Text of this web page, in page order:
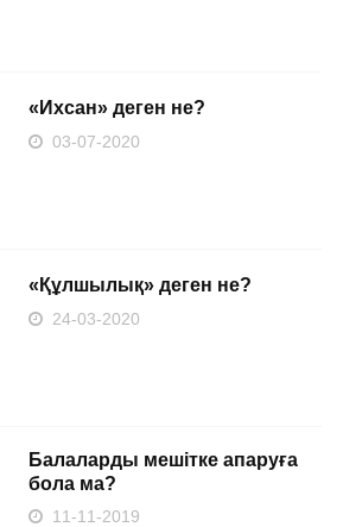
«Ихсан» деген не?
03-07-2020
«Құлшылық» деген не?
24-03-2020
Балаларды мешітке апаруға
бола ма?
11-11-2019